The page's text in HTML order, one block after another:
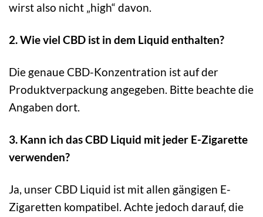
wirst also nicht „high“ davon.
2. Wie viel CBD ist in dem Liquid enthalten?
Die genaue CBD-Konzentration ist auf der
Produktverpackung angegeben. Bitte beachte die
Angaben dort.
3. Kann ich das CBD Liquid mit jeder E-Zigarette
verwenden?
Ja, unser CBD Liquid ist mit allen gängigen E-
Zigaretten kompatibel. Achte jedoch darauf, die